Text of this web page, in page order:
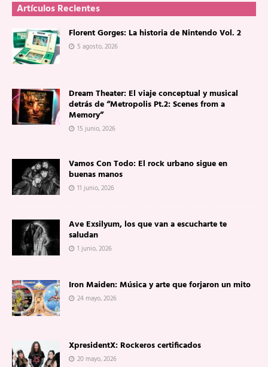
Artículos Recientes
Florent Gorges: La historia de Nintendo Vol. 2
5 agosto, 2026
Dream Theater: El viaje conceptual y musical
detrás de “Metropolis Pt.2: Scenes from a
Memory”
15 junio, 2026
Vamos Con Todo: El rock urbano sigue en
buenas manos
11 junio, 2026
Ave Exsilyum, los que van a escucharte te
saludan
1 junio, 2026
Iron Maiden: Música y arte que forjaron un mito
24 mayo, 2026
XpresidentX: Rockeros certificados
20 mayo, 2026